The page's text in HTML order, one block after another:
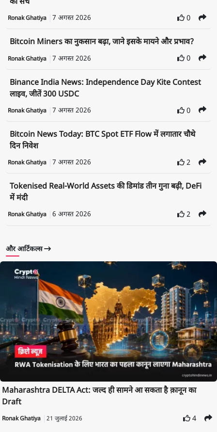
का सच
Ronak Ghatiya 7 अगस्त 2026 0
Bitcoin Miners का नुकसान बढ़ा, जाने इसके मायने और प्रभाव?
Ronak Ghatiya 7 अगस्त 2026 0
Binance India News: Independence Day Kite Contest
लाइव, जीतें 300 USDC
Ronak Ghatiya 7 अगस्त 2026 0
Bitcoin News Today: BTC Spot ETF Flow में लगातार चौथे
दिन निवेश
Ronak Ghatiya 7 अगस्त 2026 2
Tokenised Real-World Assets की डिमांड तीन गुना बढ़ी, DeFi
में मंदी
Ronak Ghatiya 6 अगस्त 2026 2
और आर्टिकल्स
Maharashtra DELTA Act: जल्द ही सामने आ सकता है क़ानून का
Draft
Ronak Ghatiya 21 जुलाई 2026 4